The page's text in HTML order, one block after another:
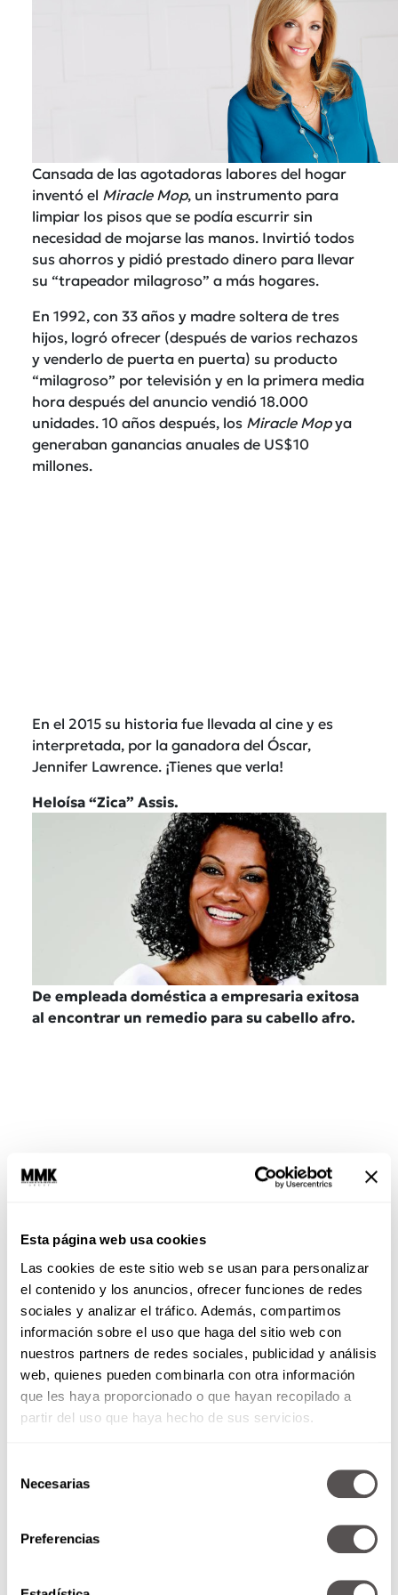
Esta página web usa cookies
Las cookies de este sitio web se usan para personalizar
el contenido y los anuncios, ofrecer funciones de redes
sociales y analizar el tráfico. Además, compartimos
información sobre el uso que haga del sitio web con
nuestros partners de redes sociales, publicidad y análisis
web, quienes pueden combinarla con otra información
que les haya proporcionado o que hayan recopilado a
partir del uso que haya hecho de sus servicios.
Necesarias
Preferencias
Cansada de las agotadoras labores del hogar
inventó el Miracle Mop, un instrumento para
limpiar los pisos que se podía escurrir sin
necesidad de mojarse las manos. Invirtió todos
sus ahorros y pidió prestado dinero para llevar
su “trapeador milagroso” a más hogares.
En 1992, con 33 años y madre soltera de tres
hijos, logró ofrecer (después de varios rechazos
y venderlo de puerta en puerta) su producto
“milagroso” por televisión y en la primera media
hora después del anuncio vendió 18.000
unidades. 10 años después, los Miracle Mopya
generaban ganancias anuales de US$10
millones.
En el 2015 su historia fue llevada al cine y es
interpretada, por la ganadora del Óscar,
Jennifer Lawrence. ¡Tienes que verla!
Heloísa “Zica” Assis.
De empleada doméstica a empresaria exitosa
al encontrar un remedio para su cabello afro.
Una historia que no muchos conocen. Originaria
de Río de Janeiro, desde los 9 años trabajó
como empleada doméstica en casa de una
familia rica. Avergonzada y cansada de los
productos químicos que utilizaba para alisar su
cabello tipo afro, decidió convertir en su
propósito de vida el encontrar una forma de
llevarlo más natural. Pasó más de 10 años
fin pudo conseguir un producto que fue capaz
de transformar el pelo extremadamente crespo
y comprendió lo grande que era su invento!
convenció a su esposo de vender el taxi que